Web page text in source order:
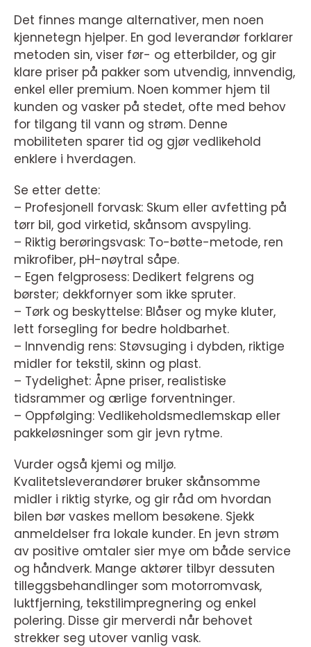
Det finnes mange alternativer, men noen
kjennetegn hjelper. En god leverandør forklarer
metoden sin, viser før- og etterbilder, og gir
klare priser på pakker som utvendig, innvendig,
enkel eller premium. Noen kommer hjem til
kunden og vasker på stedet, ofte med behov
for tilgang til vann og strøm. Denne
mobiliteten sparer tid og gjør vedlikehold
enklere i hverdagen.
Se etter dette:
– Profesjonell forvask: Skum eller avfetting på
tørr bil, god virketid, skånsom avspyling.
– Riktig berøringsvask: To-bøtte-metode, ren
mikrofiber, pH-nøytral såpe.
– Egen felgprosess: Dedikert felgrens og
børster; dekkfornyer som ikke spruter.
– Tørk og beskyttelse: Blåser og myke kluter,
lett forsegling for bedre holdbarhet.
– Innvendig rens: Støvsuging i dybden, riktige
midler for tekstil, skinn og plast.
– Tydelighet: Åpne priser, realistiske
tidsrammer og ærlige forventninger.
– Oppfølging: Vedlikeholdsmedlemskap eller
pakkeløsninger som gir jevn rytme.
Vurder også kjemi og miljø.
Kvalitetsleverandører bruker skånsomme
midler i riktig styrke, og gir råd om hvordan
bilen bør vaskes mellom besøkene. Sjekk
anmeldelser fra lokale kunder. En jevn strøm
av positive omtaler sier mye om både service
og håndverk. Mange aktører tilbyr dessuten
tilleggsbehandlinger som motorromvask,
luktfjerning, tekstilimpregnering og enkel
polering. Disse gir merverdi når behovet
strekker seg utover vanlig vask.